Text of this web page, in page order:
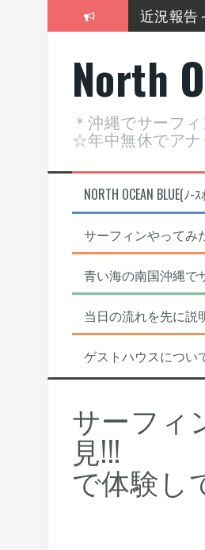
近況報告～
2026年明
2025年も
近況報告
ヤッチマ
North
＊沖縄でサーフ
☆年中無休でア
NORTH OCEAN
サーフィンやって
青い海の南国沖縄で
当日の流れを先に説
ゲストハウスについ
サーフィ
見!!! リ
で体験し